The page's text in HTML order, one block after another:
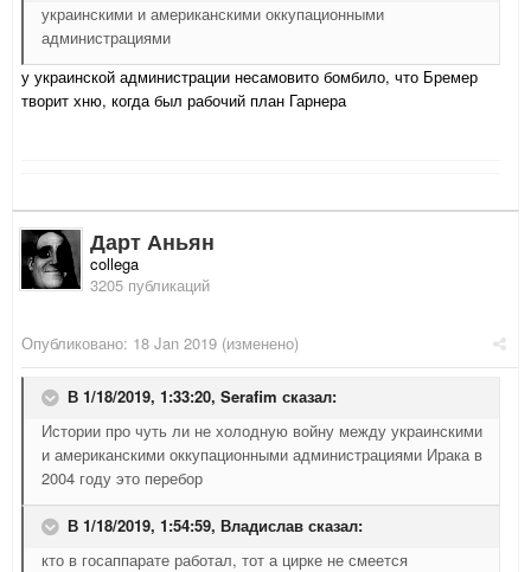
украинскими и американскими оккупационными
администрациями
у украинской администрации несамовито бомбило, что Бремер
творит хню, когда был рабочий план Гарнера
Дарт Аньян
collega
3205 публикаций
Опубликовано: 18 Jan 2019 (изменено)
В 1/18/2019, 1:33:20, Serafim сказал:
Истории про чуть ли не холодную войну между украинскими
и американскими оккупационными администрациями Ирака в
2004 году это перебор
В 1/18/2019, 1:54:59, Владислав сказал:
кто в госаппарате работал, тот а цирке не смеется